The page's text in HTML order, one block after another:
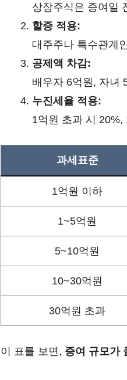
상장주식은 증여일
할증 적용:
대주주나 특수관계
공제액 차감:
배우자 6억원, 자녀
누진세율 적용:
1억원 초과 시 20%,
과세표준
1억원 이하
1~5억원
5~10억원
10~30억원
30억원 초과
이 표를 보면, 증여 규모가